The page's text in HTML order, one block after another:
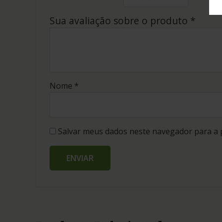
Sua avaliação sobre o produto *
Nome *
Salvar meus dados neste navegador para